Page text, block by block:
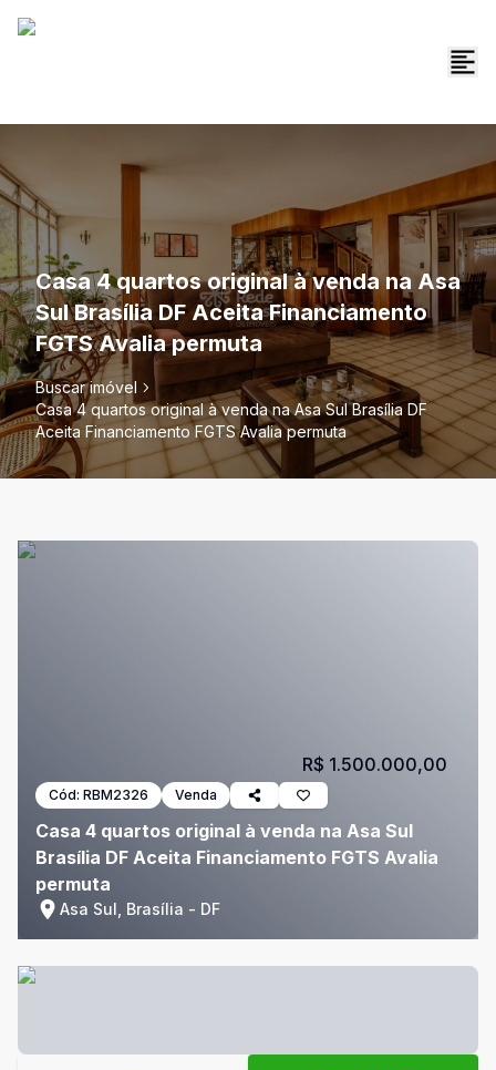
Casa 4 quartos original à venda na Asa
Sul Brasília DF Aceita Financiamento
FGTS Avalia permuta
Buscar imóvel
Casa 4 quartos original à venda na Asa Sul Brasília DF
Aceita Financiamento FGTS Avalia permuta
Cód: RBM2326 Venda
Casa 4 quartos original à venda na Asa Sul
Brasília DF Aceita Financiamento FGTS Avalia
permuta
Asa Sul, Brasília - DF
R$ 1.500.000,00